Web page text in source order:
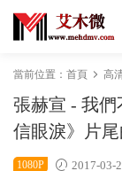
當前位置： 首頁 高
張赫宣 - 我
信眼淚》片
1080P 2017-03-